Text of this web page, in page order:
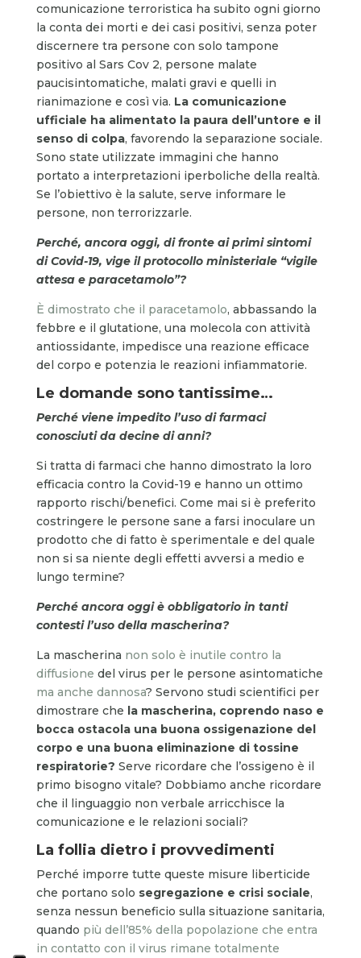
comunicazione terroristica ha subito ogni giorno
la conta dei morti e dei casi positivi, senza poter
discernere tra persone con solo tampone
positivo al Sars Cov 2, persone malate
paucisintomatiche, malati gravi e quelli in
rianimazione e così via. La comunicazione
ufficiale ha alimentato la paura dell’untore e il
senso di colpa, favorendo la separazione sociale.
Sono state utilizzate immagini che hanno
portato a interpretazioni iperboliche della realtà.
Se l’obiettivo è la salute, serve informare le
persone, non terrorizzarle.
Perché, ancora oggi, di fronte ai primi sintomi
di Covid-19, vige il protocollo ministeriale “vigile
attesa e paracetamolo”?
È dimostrato che il paracetamolo, abbassando la
febbre e il glutatione, una molecola con attività
antiossidante, impedisce una reazione efficace
del corpo e potenzia le reazioni infiammatorie.
Le domande sono tantissime…
Perché viene impedito l’uso di farmaci
conosciuti da decine di anni?
Si tratta di farmaci che hanno dimostrato la loro
efficacia contro la Covid-19 e hanno un ottimo
rapporto rischi/benefici. Come mai si è preferito
costringere le persone sane a farsi inoculare un
prodotto che di fatto è sperimentale e del quale
non si sa niente degli effetti avversi a medio e
lungo termine?
Perché ancora oggi è obbligatorio in tanti
contesti l’uso della mascherina?
La mascherina non solo è inutile contro la
diffusione del virus per le persone asintomatiche
ma anche dannosa? Servono studi scientifici per
dimostrare che la mascherina, coprendo naso e
bocca ostacola una buona ossigenazione del
corpo e una buona eliminazione di tossine
respiratorie? Serve ricordare che l’ossigeno è il
primo bisogno vitale? Dobbiamo anche ricordare
che il linguaggio non verbale arricchisce la
comunicazione e le relazioni sociali?
La follia dietro i provvedimenti
Perché imporre tutte queste misure liberticide
che portano solo segregazione e crisi sociale,
senza nessun beneficio sulla situazione sanitaria,
quando più dell’85% della popolazione che entra
in contatto con il virus rimane totalmente